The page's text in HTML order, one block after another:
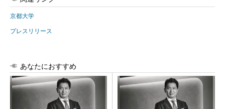
京都大学
プレスリリース
あなたにおすすめ